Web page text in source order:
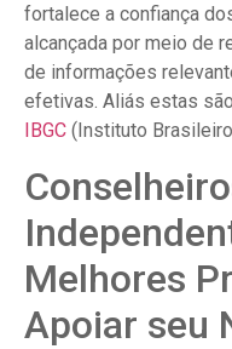
fortalece a confiança
alcançada por meio de
de informações
efetivas. Aliás estas
IBGC (Instituto
Melhores
Apoiar seu